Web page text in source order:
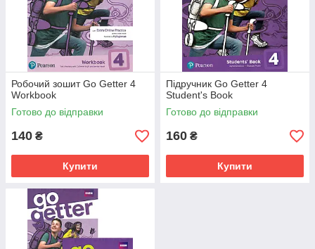
Робочий зошит Go Getter 4
Workbook
Готово до відправки
140 ₴
Купити
Підручник Go Getter 4
Student's Book
Готово до відправки
160 ₴
Купити